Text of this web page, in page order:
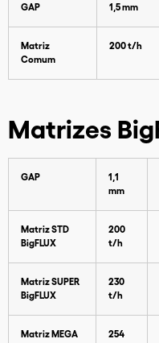
GAP 1,5 mm
Matriz
Comum
200 t/h
Matrizes
GAP
1,1
mm
Matriz STD
BigFLUX
200
t/h
Matriz SUPER
BigFLUX
230
t/h
Matriz MEGA
254
Para baixar